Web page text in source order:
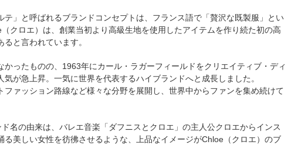
テ」と呼ばれるブランドコンセプトは、フランス語で「贅沢な既製服」とい
クロエ）は、創業当初より高級生地を使用したアイテムを作り続た初の高
と言われています。
かったものの、1963年にカール・ラガーフィールドをクリエイティブ・ディ
が急上昇。一気に世界を代表するハイブランドへと成長しました。
ファッション路線など様々な分野を展開し、世界中からファンを集め続けて
名の由来は、バレエ音楽「ダフニスとクロエ」の主人公クロエからインス
る美しい女性を彷彿させるような、上品なイメージがChloe（クロエ）のブ